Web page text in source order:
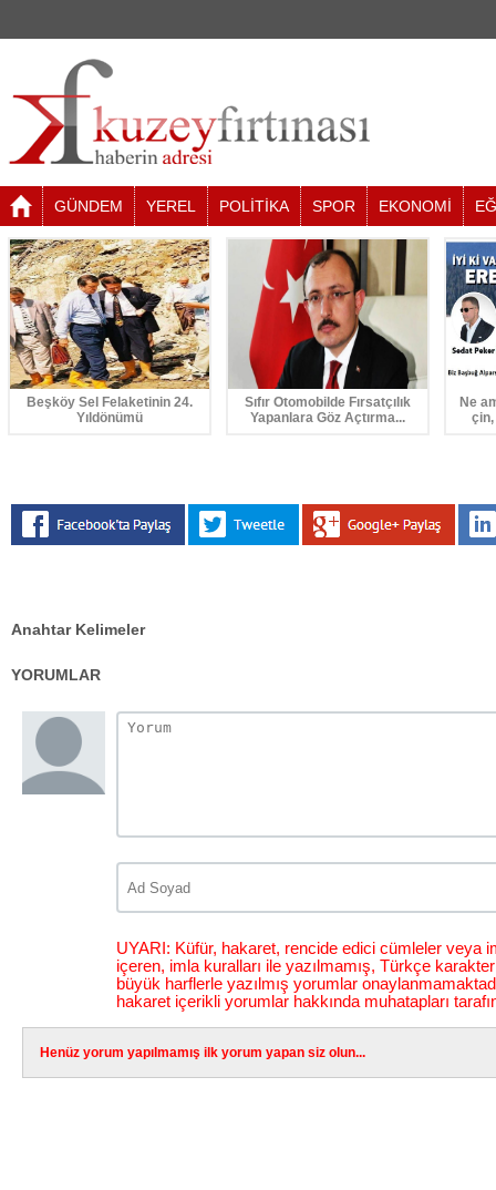
GÜNDEM YEREL POLİTİKA SPOR EKONOMİ
Beşköy Sel Felaketinin 24.
Yıldönümü
Sıfır Otomobilde Fırsatçılık
Yapanlara Göz Açtırma...
Ne
Anahtar Kelimeler
YORUMLAR
UYARI: Küfür, hakaret, rencide edici cümleler veya
içeren, imla kuralları ile yazılmamış, Türkçe
büyük harflerle yazılmış yorumlar
hakaret içerikli yorumlar hakkında muhatapları
Henüz yorum yapılmamış ilk yorum yapan siz olun...